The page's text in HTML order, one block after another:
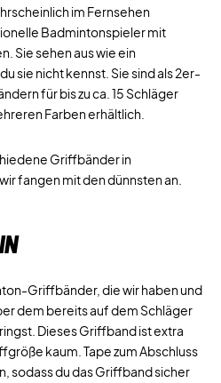
im Fernsehen
Badmintonspieler mit
Sie sehen aus wie ein
sie nicht kennst. Sie sind als 2er-
für bis zu ca. 15 Schläger
Farben erhältlich.
Griffbänder in
fangen mit den dünnsten an.
Griffbänder, die wir haben und
dem bereits auf dem Schläger
Dieses Griffband ist extra
kaum. Tape zum Abschluss
sodass du das Griffband sicher